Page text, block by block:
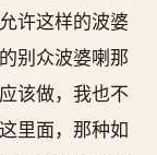
许这样的波婆
别众波婆喇那
该做，我也不
里面，那种如